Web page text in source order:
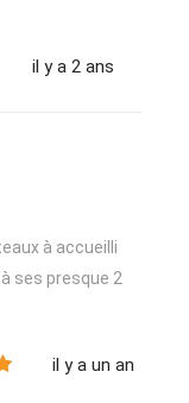
il y a 2 ans
à accueilli
ses presque 2
il y a un an